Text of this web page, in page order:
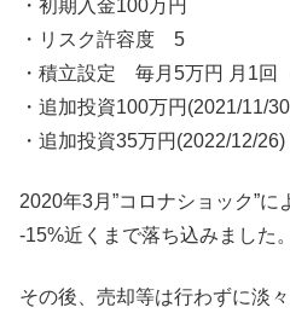
・初期入金100万円
・リスク許容度 5
・積立設定 毎月5万円 月1回
・追加投資100万円(2021/11/
・追加投資35万円(2022/12/26)
2020年3月”コロナショック”に
-15%近くまで落ち込みました。
その後、売却等は行わずに淡